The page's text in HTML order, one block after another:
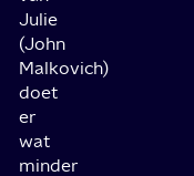
Julie
(John
Malkovich)
doet
er
wat
minder